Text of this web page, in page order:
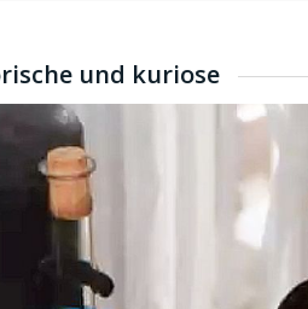
und kuriose